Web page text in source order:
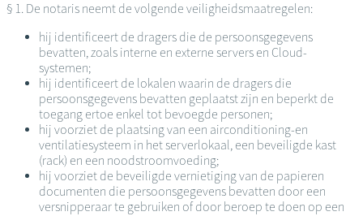
§ 1. De notaris neemt de volgende veiligheidsmaatregelen:
hij identificeert de dragers die de persoonsgegevens
bevatten, zoals interne en externe servers en Cloud-
systemen;
hij identificeert de lokalen waarin de dragers die
persoonsgegevens bevatten geplaatst zijn en beperkt de
toegang ertoe enkel tot bevoegde personen;
hij voorziet de plaatsing van een airconditioning-en
ventilatiesysteem in het serverlokaal, een beveiligde kast
(rack) en een noodstroomvoeding;
hij voorziet de beveiligde vernietiging van de papieren
documenten die persoonsgegevens bevatten door een
versnipperaar te gebruiken of door beroep te doen op een